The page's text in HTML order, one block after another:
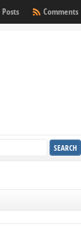
Comments
Posts